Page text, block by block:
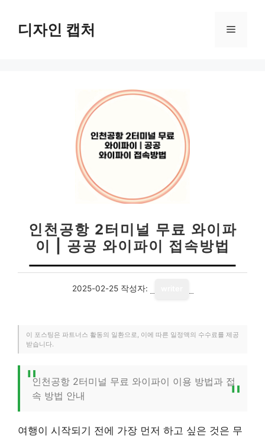
디자인 캡처 메
인천공항 2터미널 무료 와이파
이 | 공공 와이파이 접속방법
2025-02-25 작성자:
이 포스팅은 파트너스 활동의 일환으로, 이에 따른 일정액의 수수료를 제공
받습니다.
인천공항 2터미널 무료 와이파이 이용 방법과 접
속 방법 안내
여행이 시작되기 전에 가장 먼저 하고 싶은 것은 무